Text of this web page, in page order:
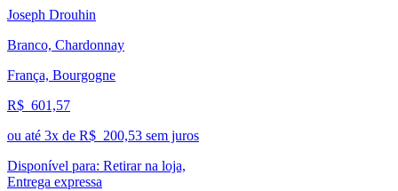
Joseph Drouhin
Branco, Chardonnay
França, Bourgogne
R$ 601,57
ou até 3x de R$ 200,53 sem juros
Disponível para: Retirar na loja,
Entrega expressa